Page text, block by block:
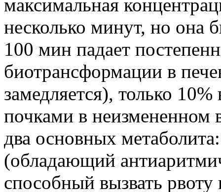
максимальная
несколько минут, но она
100 мин падает
биотрансформации в
замедляется), только
почками в неизмененном
два основных
(обладающий
способный вызвать